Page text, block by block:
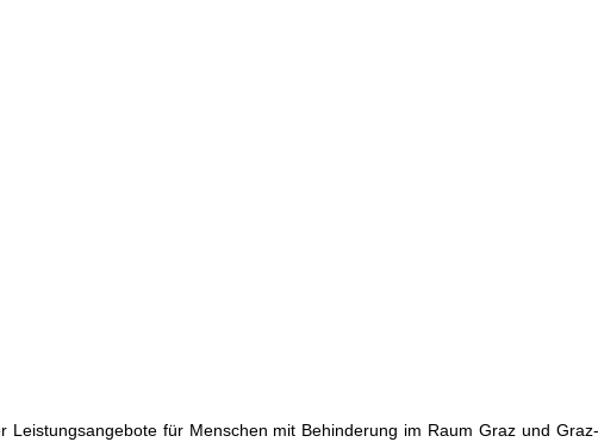
für Menschen mit Behinderung im Raum Graz und